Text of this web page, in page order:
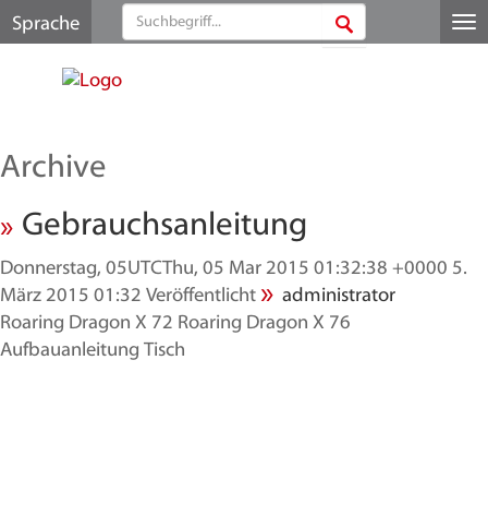
Sprache
Archive
Gebrauchsanleitung
Donnerstag, 05UTCThu, 05 Mar 2015 01:32:38 +0000 5.
März 2015 01:32 Veröffentlicht
administrator
Roaring Dragon X 72 Roaring Dragon X 76
Aufbauanleitung Tisch